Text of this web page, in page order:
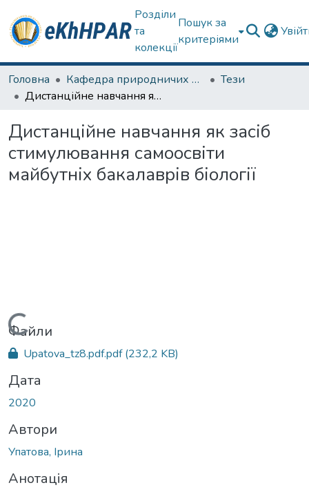
Розділи
та
колекції
Пошук за
критеріями
Головна Кафедра природничих наук та здоров'язбереження
Тези
Дистанційне навчання як засіб стимулювання самоосвіти майбутніх бакалаврів біології
Дистанційне навчання як засіб
стимулювання самоосвіти
майбутніх бакалаврів біології
Вантажиться...
Файли
Upatova_tz8.pdf.pdf(232,2 KB)
Дата
2020
Автори
Упатова, Ірина
Анотація